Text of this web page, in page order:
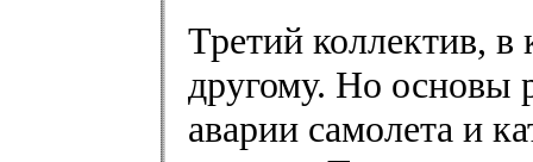
Третий коллектив,
другому. Но основы
аварии самолета и